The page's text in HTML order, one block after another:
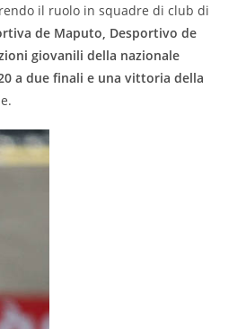
il ruolo in squadre di club di
de Maputo, Desportivo de
giovanili della nazionale
a due finali e una vittoria della